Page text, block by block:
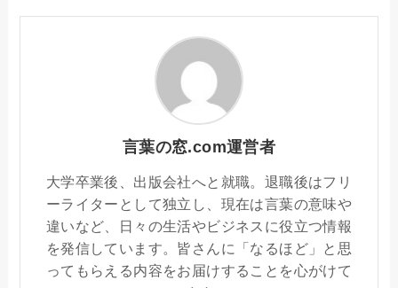
言葉の窓.com運営者
大学卒業後、出版会社へと就職。退職後はフリ
ーライターとして独立し、現在は言葉の意味や
違いなど、日々の生活やビジネスに役立つ情報
を発信しています。皆さんに「なるほど」と思
ってもらえる内容をお届けすることを心がけて